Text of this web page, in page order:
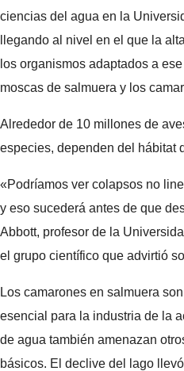
ciencias del agua en la
llegando al nivel en el que la
los organismos adaptados a
moscas de salmuera y los
Alrededor de 10 millones de
especies, dependen del hábitat
«Podríamos ver colapsos no
y eso sucederá antes de que
Abbott, profesor de la
el grupo científico que advirtió
Los camarones en salmuera
esencial para la industria de la
de agua también amenazan
básicos. El declive del lago